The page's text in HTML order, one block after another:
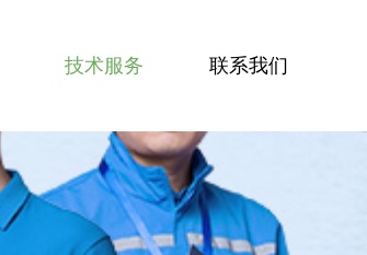
技术服务 联系我们